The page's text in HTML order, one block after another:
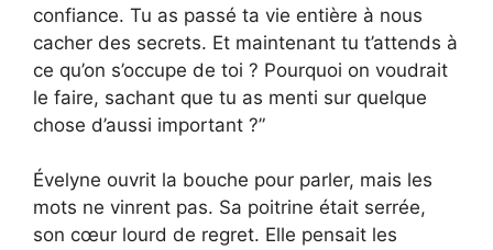
confiance. Tu as passé ta vie entière à nous
cacher des secrets. Et maintenant tu t’attends à
ce qu’on s’occupe de toi ? Pourquoi on voudrait
le faire, sachant que tu as menti sur quelque
chose d’aussi important ?”
Évelyne ouvrit la bouche pour parler, mais les
mots ne vinrent pas. Sa poitrine était serrée,
son cœur lourd de regret. Elle pensait les